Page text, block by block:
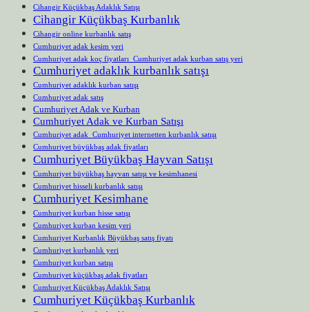
Cihangir Küçükbaş Adaklık Satışı
Cihangir Küçükbaş Kurbanlık
Cihangir online kurbanlık satış
Cumhuriyet adak kesim yeri
Cumhuriyet adak koç fiyatları Cumhuriyet adak kurban satış yeri
Cumhuriyet adaklık kurbanlık satışı
Cumhuriyet adaklık kurban satışı
Cumhuriyet adak satış
Cumhuriyet Adak ve Kurban
Cumhuriyet Adak ve Kurban Satışı
Cumhuriyet adak Cumhuriyet internetten kurbanlık satışı
Cumhuriyet büyükbaş adak fiyatları
Cumhuriyet Büyükbaş Hayvan Satışı
Cumhuriyet büyükbaş hayvan satışı ve kesimhanesi
Cumhuriyet hisseli kurbanlık satışı
Cumhuriyet Kesimhane
Cumhuriyet kurban hisse satışı
Cumhuriyet kurban kesim yeri
Cumhuriyet Kurbanlık Büyükbaş satış fiyatı
Cumhuriyet kurbanlık yeri
Cumhuriyet kurban satışı
Cumhuriyet küçükbaş adak fiyatları
Cumhuriyet Küçükbaş Adaklık Satışı
Cumhuriyet Küçükbaş Kurbanlık